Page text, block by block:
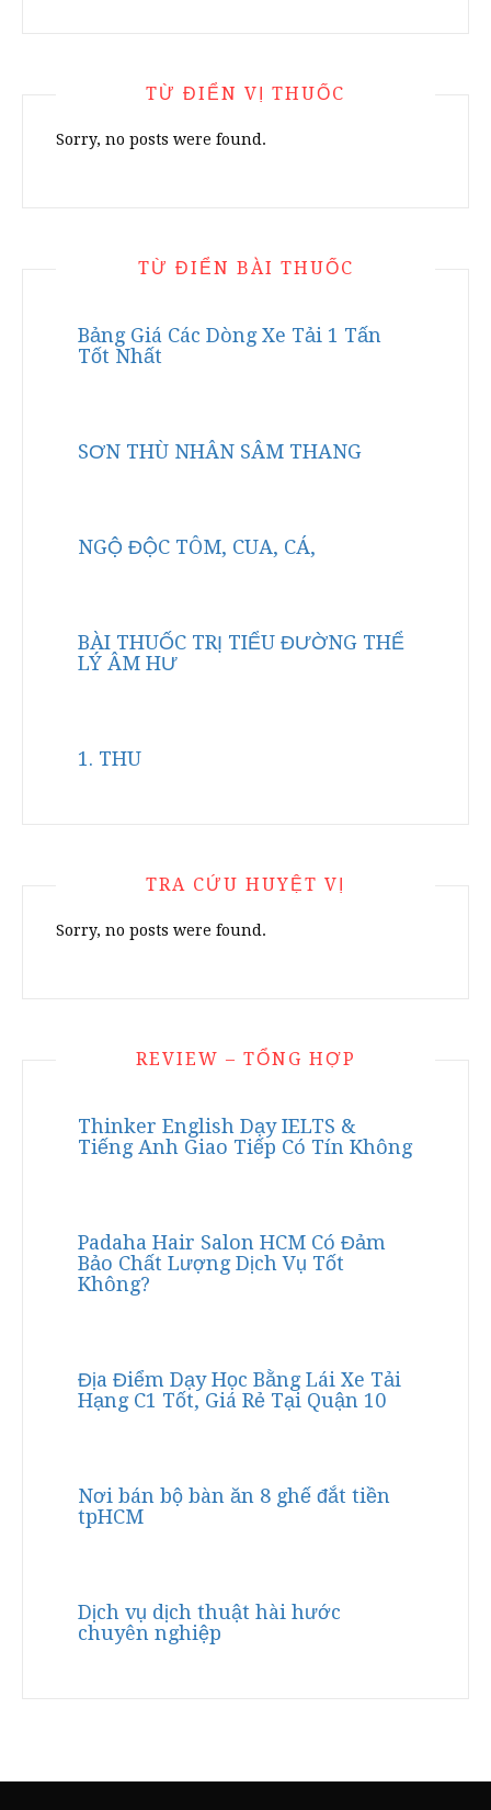
TỪ ĐIỂN VỊ THUỐC
Sorry, no posts were found.
TỪ ĐIỂN BÀI THUỐC
Bảng Giá Các Dòng Xe Tải 1 Tấn
Tốt Nhất
SƠN THÙ NHÂN SÂM THANG
NGỘ ĐỘC TÔM, CUA, CÁ,
BÀI THUỐC TRỊ TIỂU ĐƯỜNG THỂ
LÝ ÂM HƯ
1. THU
TRA CỨU HUYỆT VỊ
Sorry, no posts were found.
REVIEW – TỔNG HỢP
Thinker English Dạy IELTS &
Tiếng Anh Giao Tiếp Có Tín Không
Padaha Hair Salon HCM Có Đảm
Bảo Chất Lượng Dịch Vụ Tốt
Không?
Địa Điểm Dạy Học Bằng Lái Xe Tải
Hạng C1 Tốt, Giá Rẻ Tại Quận 10
Nơi bán bộ bàn ăn 8 ghế đắt tiền
tpHCM
Dịch vụ dịch thuật hài hước
chuyên nghiệp